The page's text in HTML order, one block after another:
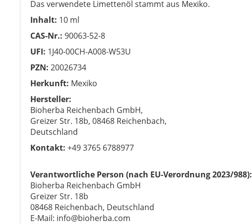
Das verwendete Limettenöl stammt aus Mexiko.
Inhalt: 10 ml
CAS-Nr.: 90063-52-8
UFI: 1J40-00CH-A008-W53U
PZN: 20026734
Herkunft: Mexiko
Hersteller:
Bioherba Reichenbach GmbH,
Greizer Str. 18b, 08468 Reichenbach,
Deutschland
Kontakt: +49 3765 6788977
Verantwortliche Person (nach EU-Verordnung 2023/988):
Bioherba Reichenbach GmbH
Greizer Str. 18b
08468 Reichenbach, Deutschland
E-Mail: info@bioherba.com